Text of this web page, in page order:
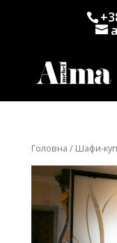
Головна / Шафи-